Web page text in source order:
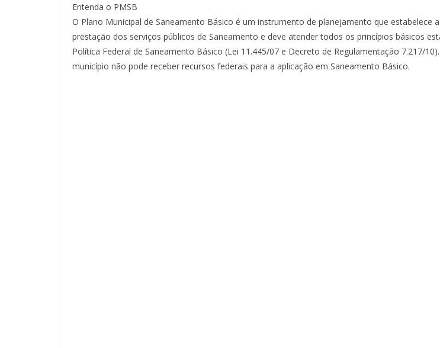
Entenda o PMSB
O Plano Municipal de Saneamento Básico é um instrumento de planejamento que estabelece
prestação dos serviços públicos de Saneamento e deve atender todos os princípios básicos
Política Federal de Saneamento Básico (Lei 11.445/07 e Decreto de Regulamentação 7.217/
município não pode receber recursos federais para a aplicação em Saneamento Básico.